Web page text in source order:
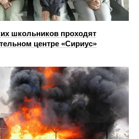
школьников проходят
центре «Сириус»